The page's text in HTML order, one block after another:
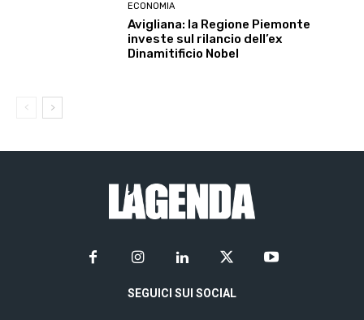
ECONOMIA
Avigliana: la Regione Piemonte
investe sul rilancio dell’ex
Dinamitificio Nobel
SEGUICI SUI SOCIAL